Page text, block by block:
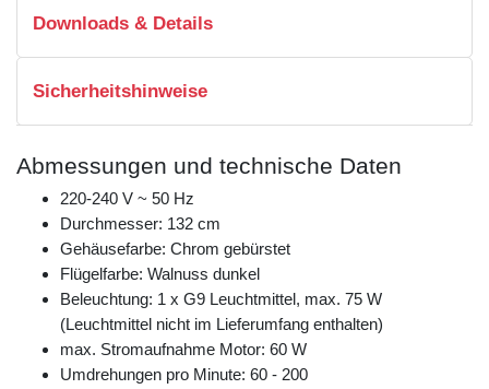
Downloads & Details
Sicherheitshinweise
Abmessungen und technische Daten
220-240 V ~ 50 Hz
Durchmesser: 132 cm
Gehäusefarbe: Chrom gebürstet
Flügelfarbe: Walnuss dunkel
Beleuchtung: 1 x G9 Leuchtmittel, max. 75 W
(Leuchtmittel nicht im Lieferumfang enthalten)
max. Stromaufnahme Motor: 60 W
Umdrehungen pro Minute: 60 - 200